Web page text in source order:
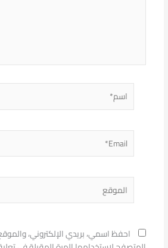
احفظ اسمي، بريدي الإلكتروني،